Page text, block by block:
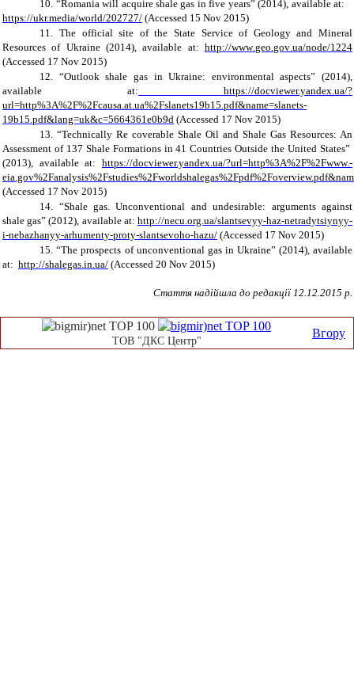
10. “Romania will acquire shale gas in five years” (2014), available at:
https://ukr.media/world/202727/ (Accessed 15 Nov 2015)
11. The official site of the State Service of Geology and Mineral
Resources of Ukraine (2014), available at: http://www.geo.gov.ua/node/1224
(Accessed 17 Nov 2015)
12. “Outlook shale gas in Ukraine: environmental aspects” (2014),
available at:
https://docviewer.yandex.ua/?
url=http%3A%2F%2Fcausa.at.ua%2Fslanets19b15.pdf&name=slanets-
19b15.pdf&lang=uk&c=5664361e0b9d (Accessed 17 Nov 2015)
13. “Technically Re coverable Shale Oil and Shale Gas Resources: An
Assessment of 137 Shale Formations in 41 Countries Outside the United States”
(2013), available at: https://docviewer.yandex.ua/?url=http%3A%2F%2Fwww.-
(Accessed 17 Nov 2015)
14. “Shale gas. Unconventional and undesirable: arguments against
shale gas” (2012), available at: http://necu.org.ua/slantsevyy-haz-netradytsiynyy-
i-nebazhanyy-arhumenty-proty-slantsevoho-hazu/ (Accessed 17 Nov 2015)
15. “The prospects of unconventional gas in Ukraine” (2014), available
at: http://shalegas.in.ua/ (Accessed 20 Nov 2015)
Стаття надійшла до редакції 12.12.2015 р.
Вгору
ТОВ "ДКС Центр"